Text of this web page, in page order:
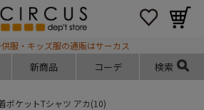
服・キッズ服の通販はサーカス
新商品 コーデ 検索
ポケットTシャツ アカ(10)